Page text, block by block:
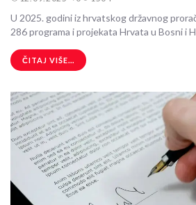
U 2025. godini iz hrvatskog državnog
286 programa i projekata Hrvata u Bosni i
ČITAJ VIŠE...